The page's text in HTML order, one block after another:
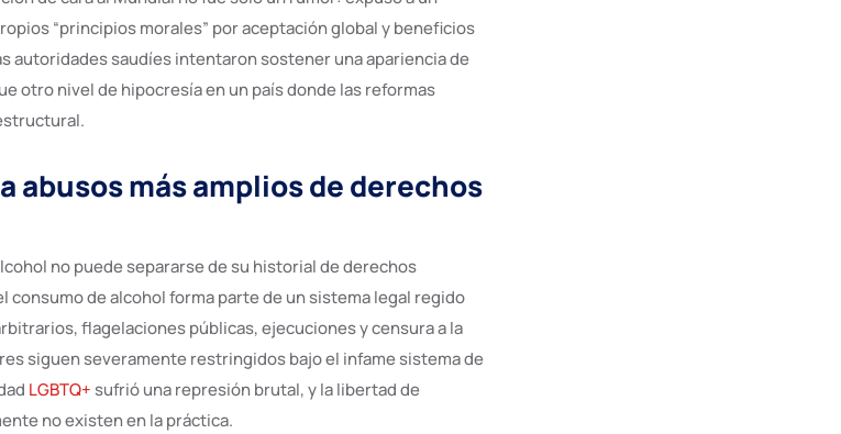
“principios morales” por aceptación global y beneficios
autoridades saudíes intentaron sostener una apariencia de
otro nivel de hipocresía en un país donde las reformas
abusos más amplios de derechos
no puede separarse de su historial de derechos
consumo de alcohol forma parte de un sistema legal regido
flagelaciones públicas, ejecuciones y censura a la
siguen severamente restringidos bajo el infame sistema de
LGBTQ+ sufrió una represión brutal, y la libertad de
no existen en la práctica.